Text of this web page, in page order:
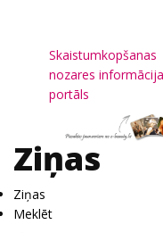
Skaistumkopšanas
nozares
portāls
Ziņas
Ziņas
Meklēt